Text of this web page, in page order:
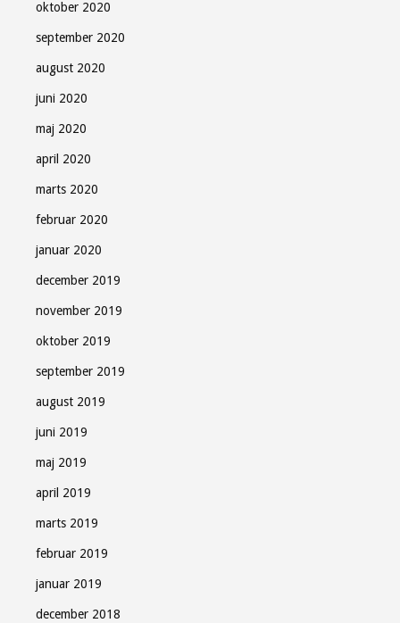
oktober 2020
september 2020
august 2020
juni 2020
maj 2020
april 2020
marts 2020
februar 2020
januar 2020
december 2019
november 2019
oktober 2019
september 2019
august 2019
juni 2019
maj 2019
april 2019
marts 2019
februar 2019
januar 2019
december 2018